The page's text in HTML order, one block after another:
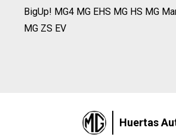
BigUp! MG4 MG EHS MG HS MG
MG ZS EV
Huertas